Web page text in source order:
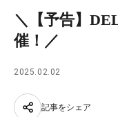
JP
＼【予告】
催！／
2025.02.02
記事をシェア